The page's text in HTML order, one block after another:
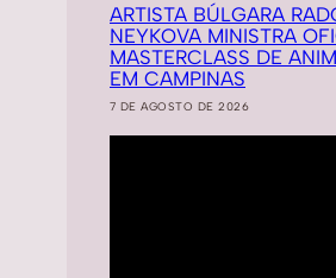
ARTISTA BÚLGARA
NEYKOVA MINISTRA
MASTERCLASS DE
EM CAMPINAS
7 DE AGOSTO DE 2026